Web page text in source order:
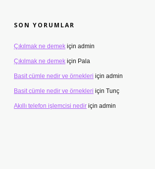
SON YORUMLAR
Çıkılmak ne demek için admin
Çıkılmak ne demek için Pala
Basit cümle nedir ve örnekleri için admin
Basit cümle nedir ve örnekleri için Tunç
Akıllı telefon işlemcisi nedir için admin